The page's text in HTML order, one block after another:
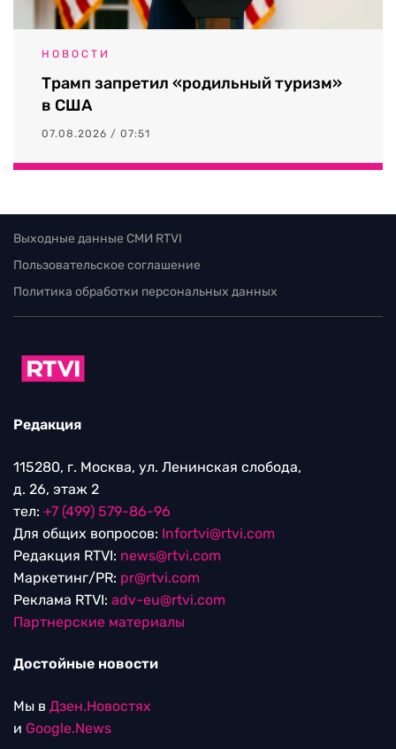
НОВОСТИ
Трамп запретил «родильный туризм»
в США
07.08.2026 / 07:51
Выходные данные СМИ RTVI
Пользовательское соглашение
Политика обработки персональных данных
Редакция
115280, г. Москва, ул. Ленинская слобода,
д. 26, этаж 2
тел: +7 (499) 579-86-96
Для общих вопросов: Infortvi@rtvi.com
Редакция RTVI: news@rtvi.com
Маркетинг/PR: pr@rtvi.com
Реклама RTVI: adv-eu@rtvi.com
Партнерские материалы
Достойные новости
Мы в Дзен.Новостях
и Google.News